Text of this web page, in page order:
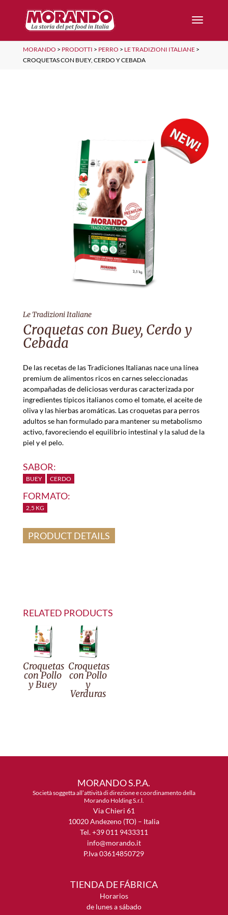
MORANDO > PRODOTTI > PERRO > LE TRADIZIONI ITALIANE>
CROQUETAS CON BUEY, CERDO Y CEBADA
Le Tradizioni Italiane
Croquetas con Buey, Cerdo y
Cebada
De las recetas de las Tradiciones Italianas nace una línea
premium de alimentos ricos en carnes seleccionadas
acompañadas de deliciosas verduras caracterizada por
ingredientes típicos italianos como el tomate, el aceite de
oliva y las hierbas aromáticas. Las croquetas para perros
adultos se han formulado para mantener su metabolismo
activo, favoreciendo el equilibrio intestinal y la salud de la
piel y el pelo.
SABOR:
BUEY CERDO
FORMATO:
2,5 KG
PRODUCT DETAILS
RELATED PRODUCTS
Croquetas
con Pollo
y Buey
Croquetas
con Pollo
y
Verduras
MORANDO S.P.A.
Società soggetta all’attività di direzione e coordinamento della
Morando Holding S.r.l.
Via Chieri 61
10020 Andezeno (TO) – Italia
Tel. +39 011 9433311
info@morando.it
P.Iva 03614850729
TIENDA DE FÁBRICA
Horarios
de lunes a sábado